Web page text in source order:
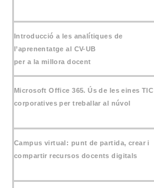
Introducció a les analítiques de
l’aprenentatge al CV-UB
per a la millora docent
Microsoft Office 365. Ús de les eines TIC
corporatives per treballar al núvol
Campus virtual: punt de partida, crear i
compartir recursos docents digitals